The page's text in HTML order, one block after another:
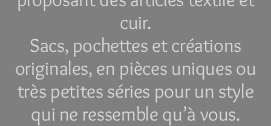
cuir.
Sacs, pochettes et créations
originales, en pièces uniques ou
très petites séries pour un style
qui ne ressemble qu’à vous.